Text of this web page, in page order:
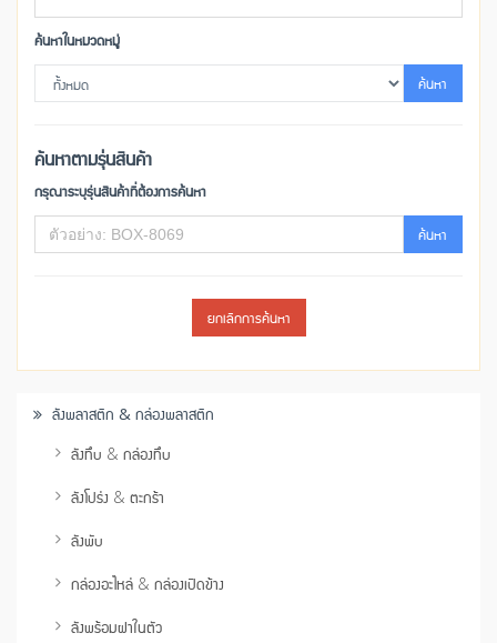
ค้นหาในหมวดหมู่
ค้นหา
ค้นหาตามรุ่นสินค้า
กรุณาระบุรุ่นสินค้าที่ต้องการค้นหา
ค้นหา
ยกเลิกการค้นหา
ลังพลาสติก & กล่องพลาสติก
ลังทึบ & กล่องทึบ
ลังโปร่ง & ตะกร้า
ลังพับ
กล่องอะไหล่ & กล่องเปิดข้าง
ลังพร้อมฝาในตัว